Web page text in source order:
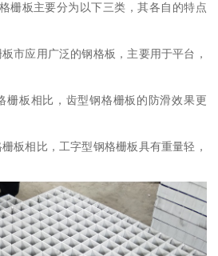
栅板主要分为以下三类，其各自的特点
市应用广泛的钢格板，主要用于平台，
栅板相比，齿型钢格栅板的防滑效果更
板相比，工字型钢格栅板具有重量轻，